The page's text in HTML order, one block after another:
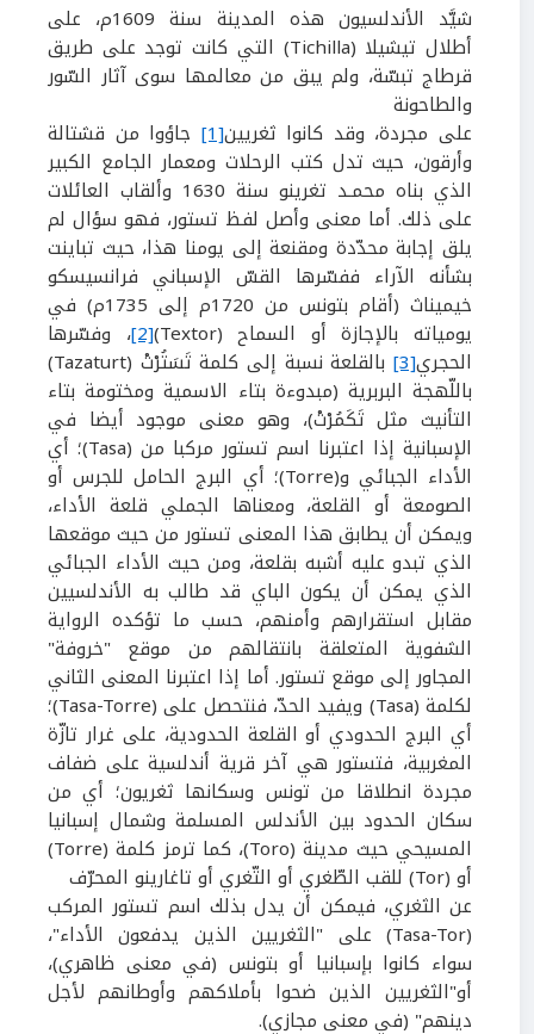
شيَّد الأندلسيون هذه المدينة سنة 1609م، على
أطلال تيشيلا (Tichilla) التي كانت توجد على طريق
قرطاج تبسّة، ولم يبق من معالمها سوى آثار السّور
والطاحونة
على مجردة، وقد كانوا ثغريين[1] جاؤوا من قشتالة
وأرقون، حيث تدل كتب الرحلات ومعمار الجامع الكبير
الذي بناه محمـد تغرينو سنة 1630 وألقاب العائلات
على ذلك. أما معنى وأصل لفظ تستور، فهو سؤال لم
يلق إجابة محدّدة ومقنعة إلى يومنا هذا، حيث تباينت
بشأنه الآراء ففسّرها القسّ الإسباني فرانسيسكو
خيميناث (أقام بتونس من 1720م إلى 1735م) في
يومياته بالإجازة أو السماح (Textor
)
[2]، وفسّرها
الحجري[3] بالقلعة نسبة إلى كلمة تَسَتُرْتْ (Tazaturt
)
باللّهجة البربرية (مبدوءة بتاء الاسمية ومختومة بتاء
التأنيث مثل تَكَمُرْتْ)، وهو معنى موجود أيضا في
الإسبانية إذا اعتبرنا اسم تستور مركبا من (Tasa)؛ أي
الأداء الجبائي و(Torre)؛ أي البرج الحامل للجرس أو
الصومعة أو القلعة، ومعناها الجملي قلعة الأداء،
ويمكن أن يطابق هذا المعنى تستور من حيث موقعها
الذي تبدو عليه أشبه بقلعة، ومن حيث الأداء الجبائي
الذي يمكن أن يكون الباي قد طالب به الأندلسيين
مقابل استقرارهم وأمنهم، حسب ما تؤكده الرواية
الشفوية المتعلقة بانتقالهم من موقع "خروفة"
المجاور إلى موقع تستور. أما إذا اعتبرنا المعنى الثاني
لكلمة (
Tasa
) ويفيد الحدّ، فنتحصل على (Tasa-Torre)؛
أي البرج الحدودي أو القلعة الحدودية، على غرار تازّة
المغربية، فتستور هي آخر قرية أندلسية على ضفاف
مجردة انطلاقا من تونس وسكانها ثغريون؛ أي من
سكان الحدود بين الأندلس المسلمة وشمال إسبانيا
المسيحي حيث مدينة (Toro)، كما ترمز كلمة (Torre
)
أو (Tor) للقب الطّغري أو التّغري أو تاغارينو المحرّف
عن الثغري، فيمكن أن يدل بذلك اسم تستور المركب
(
Tasa-Tor) على "الثغريين الذين يدفعون الأداء"،
سواء كانوا بإسبانيا أو بتونس (في معنى ظاهري)،
أو"الثغريين الذين ضحوا بأملاكهم وأوطانهم لأجل
دينهم" (في معنى مجازي).